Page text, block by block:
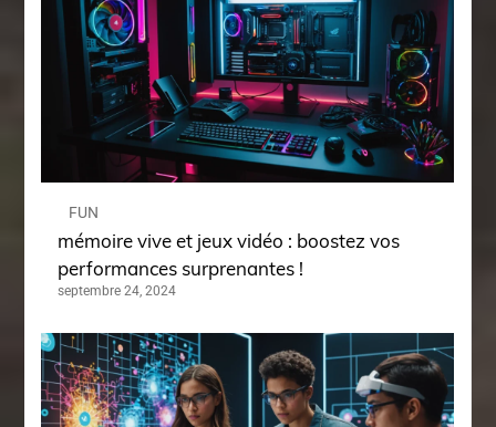
FUN
mémoire vive et jeux vidéo : boostez vos
performances surprenantes !
septembre 24, 2024